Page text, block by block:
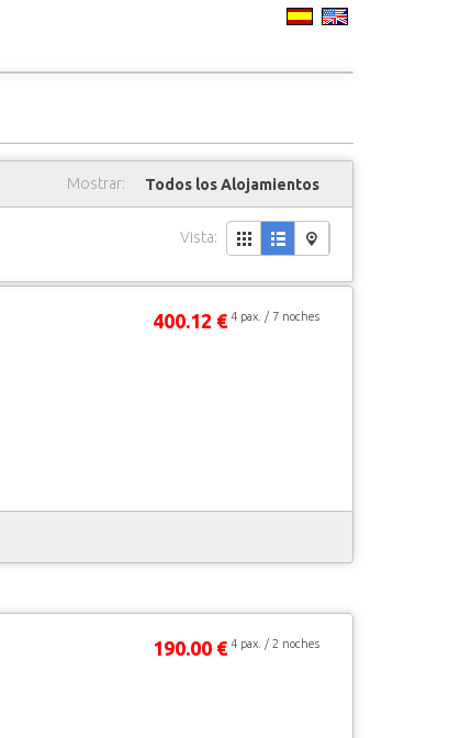
Mostrar: Todos los Alojamientos
Vista:
400.12 € 4 pax. / 7 noches
190.00 € 4 pax. / 2 noches